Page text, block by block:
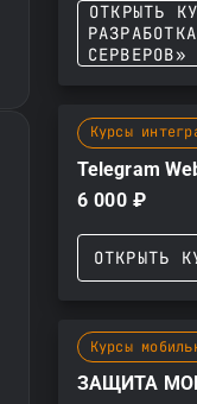
ОТКРЫТЬ
СЕРВЕРОВ»
Курсы
Telegram
6 000 ₽
ОТКРЫТЬ
Курсы
ЗАЩИТА